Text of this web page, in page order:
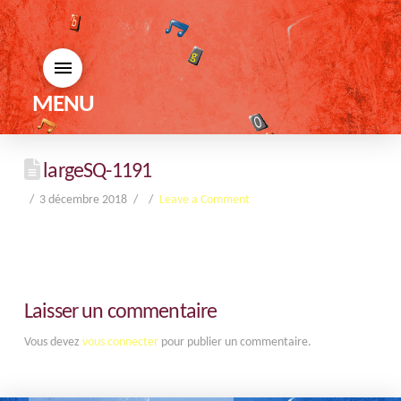
MENU
largeSQ-1191
3 décembre 2018 Leave a Comment
Laisser un commentaire
Vous devez vous connecterpour publier un commentaire.